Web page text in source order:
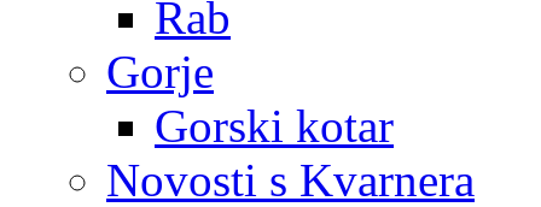
Rab
Gorje
Gorski kotar
Novosti s Kvarnera